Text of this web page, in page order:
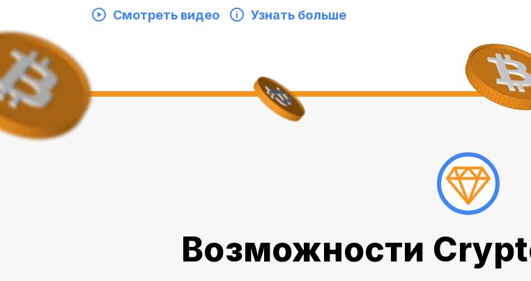
Смотреть видео Узнать больше
Возможности